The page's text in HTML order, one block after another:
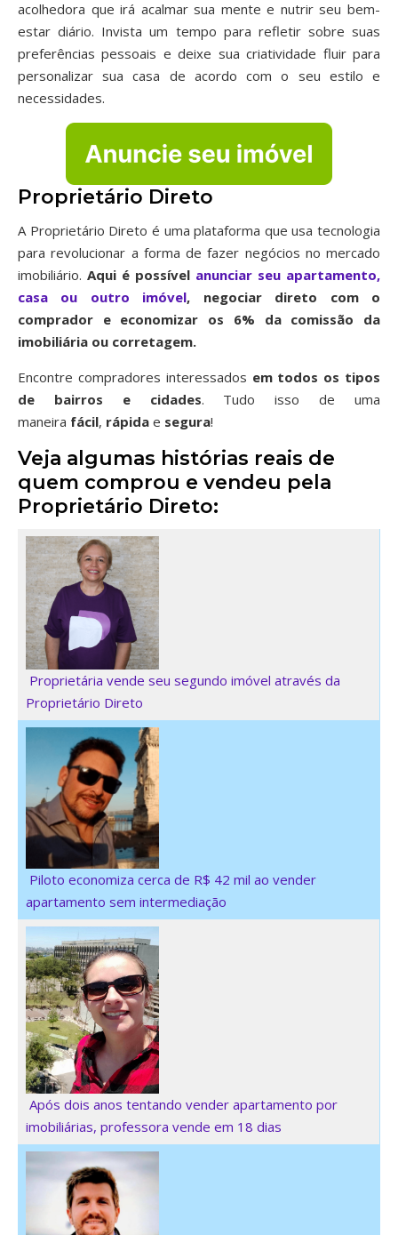
acolhedora que irá acalmar sua mente e nutrir seu bem-
estar diário. Invista um tempo para refletir sobre suas
preferências pessoais e deixe sua criatividade fluir para
personalizar sua casa de acordo com o seu estilo e
necessidades.
Proprietário Direto
A Proprietário Direto é uma plataforma que usa tecnologia
para revolucionar a forma de fazer negócios no mercado
imobiliário. Aqui é possível anunciar seu apartamento,
casa ou outro imóvel, negociar direto com o
comprador e economizar os 6% da comissão da
imobiliária ou corretagem.
Encontre compradores interessados em todos os tipos
de bairros
e cidades. Tudo isso de uma
maneira fácil, rápida e segura!
Veja algumas histórias reais de
quem comprou e vendeu pela
Proprietário Direto:
Proprietária vende seu segundo imóvel através da
Proprietário Direto
Piloto economiza cerca de R$ 42 mil ao vender
apartamento sem intermediação
Após dois anos tentando vender apartamento por
imobiliárias, professora vende em 18 dias